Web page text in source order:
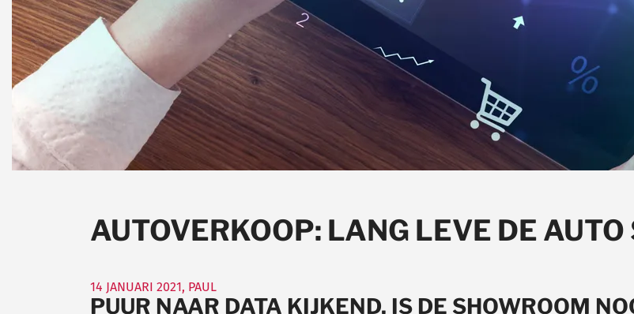
AUTOVERKOOP: LANG LEVE DE
14 JANUARI 2021, PAUL
PUUR NAAR DATA KIJKEND, IS DE SHOWROOM